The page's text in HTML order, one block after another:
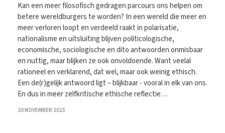
Kan een meer filosofisch gedragen parcours ons helpen om
betere wereldburgers te worden? In een wereld die meer en
meer verloren loopt en verdeeld raakt in polarisatie,
nationalisme en uitsluiting blijven politicologische,
economische, sociologische en dito antwoorden onmisbaar
en nuttig, maar blijken ze ook onvoldoende. Want veelal
rationeel en verklarend, dat wel, maar ook weinig ethisch.
Een de(r)gelijk antwoord ligt – blijkbaar - vooral in elk van ons.
En dus in meer zelfkritische ethische reflectie…
20 NOVEMBER 2025